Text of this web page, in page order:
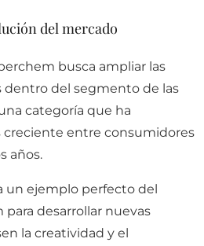
del mercado
busca ampliar las
dentro del segmento de las
categoría que ha
entre consumidores
años.
un ejemplo perfecto del
desarrollar nuevas
la creatividad y el